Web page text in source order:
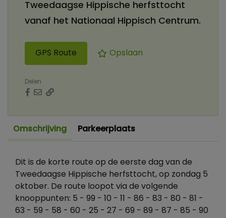
Tweedaagse Hippische herfsttocht
vanaf het Nationaal Hippisch Centrum.
GPS Route Opslaan
Delen
Omschrijving Parkeerplaats
Dit is de korte route op de eerste dag van de
Tweedaagse Hippische herfsttocht, op zondag 5
oktober. De route loopot via de volgende
knooppunten: 5 - 99 - 10 - 11 - 86 - 83 - 80 - 81 -
63 - 59 - 58 - 60 - 25 - 27 - 69 - 89 - 87 - 85 - 90